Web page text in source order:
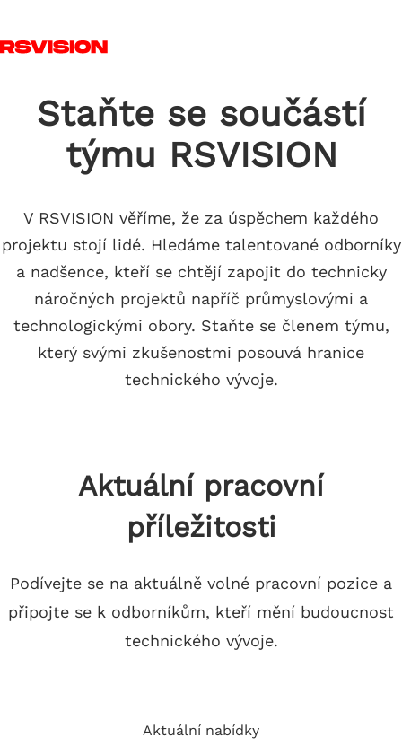
Staňte se součástí
týmu RSVISION
V RSVISION věříme, že za úspěchem každého
projektu stojí lidé. Hledáme talentované odborníky
a nadšence, kteří se chtějí zapojit do technicky
náročných projektů napříč průmyslovými a
technologickými obory. Staňte se členem týmu,
který svými zkušenostmi posouvá hranice
technického vývoje.
Aktuální pracovní
příležitosti
Podívejte se na aktuálně volné pracovní pozice a
připojte se k odborníkům, kteří mění budoucnost
technického vývoje.
Aktuální nabídky